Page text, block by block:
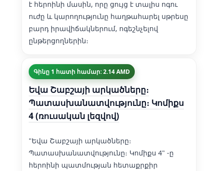
է հերոինի մասին, որը ցույց է տալիս ոգու
ուժը և կարողությունը հաղթահարել սթրեսը
բարդ իրավիճակներում, ոգեշնչելով
ընթերցողներին։
Գինը 1 հատի համար: 2.14 AMD
Եվա Շաբշայի արկածները։
Պատասխանատվությունը։ Կոմիքս
4 (ռուսական լեզվով)
"Եվա Շաբշայի արկածները։
Պատասխանատվությունը։ Կոմիքս 4" -ը
հերոինի պատմության հետաքրքիր